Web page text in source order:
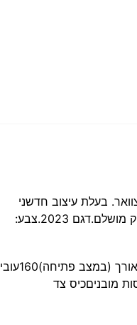
בעלת עיצוב חדשני
ונקי.ספה נפתחת במיוחד לשכיבה מול הטלוויזיה.כיסא נשען אחורה והופך למיטה רכה.איכות ונוחות ללא תחרות…מעניקה חוויה של פינוק מושלם.דגם 2023.צבע:
Armchair Recliner Luccaגובה103עומק97רוחב97גובה (עד מושב)46רוחב מושב54עומק המושב (עד משענת הגב)58גובה הגב68אורך (במצב פתיחה)160עובי